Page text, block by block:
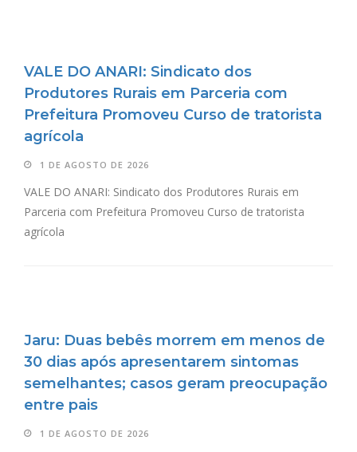
VALE DO ANARI: Sindicato dos
Produtores Rurais em Parceria com
Prefeitura Promoveu Curso de tratorista
agrícola
1 DE AGOSTO DE 2026
VALE DO ANARI: Sindicato dos Produtores Rurais em
Parceria com Prefeitura Promoveu Curso de tratorista
agrícola
Jaru: Duas bebês morrem em menos de
30 dias após apresentarem sintomas
semelhantes; casos geram preocupação
entre pais
1 DE AGOSTO DE 2026